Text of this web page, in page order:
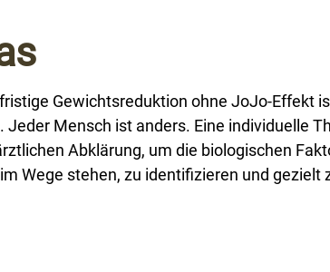
Gewichtsreduktion ohne JoJo-Effekt
Mensch ist anders. Eine individuelle
Abklärung, um die biologischen
Wege stehen, zu identifizieren und gezielt